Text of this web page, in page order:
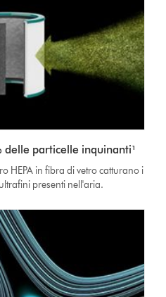
delle particelle inquinanti¹
HEPA in fibra di vetro catturano i
presenti nell'aria.